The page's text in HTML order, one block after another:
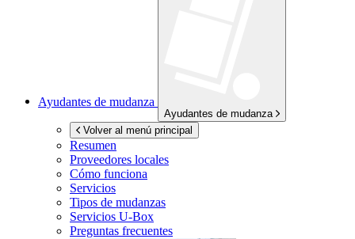
Ayudantes de mudanza
Ayudantes de mudanza
Volver al menú principal
Resumen
Proveedores locales
Cómo funciona
Servicios
Tipos de mudanzas
Servicios U-Box
Preguntas frecuentes